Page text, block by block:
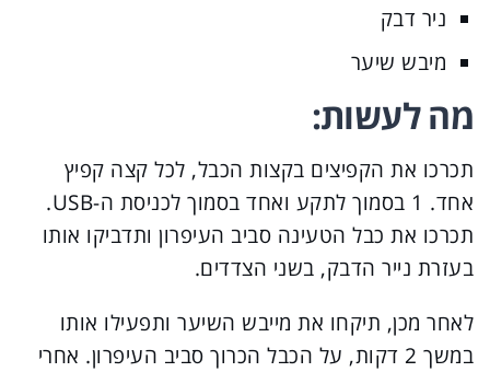
ניר דבק
מיבש שיער
מה לעשות:
תכרכו את הקפיצים בקצות הכבל, לכל קצה קפיץ
אחד. 1 בסמוך לתקע ואחד בסמוך לכניסת ה-USB.
תכרכו את כבל הטעינה סביב העיפרון ותדביקו אותו
בעזרת נייר הדבק, בשני הצדדים.
לאחר מכן, תיקחו את מייבש השיער ותפעילו אותו
במשך 2 דקות, על הכבל הכרוך סביב העיפרון. אחרי